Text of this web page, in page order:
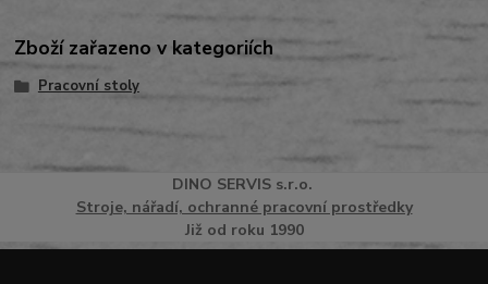
Zboží zařazeno v kategoriích
Pracovní stoly
DINO SERVISs.r.o.
Stroje, nářadí, ochranné pracovní prostředky
Již od roku 1990